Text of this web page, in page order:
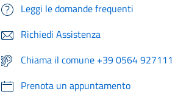
Leggi le domande frequenti
Richiedi Assistenza
Chiama il comune +39 0564 927111
Prenota un appuntamento